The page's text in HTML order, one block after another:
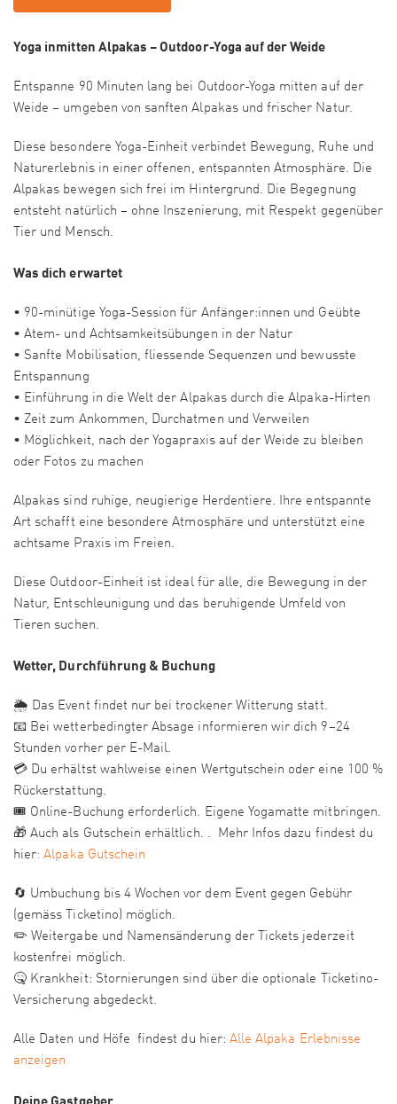
Yoga inmitten Alpakas – Outdoor-Yoga auf der Weide
Entspanne 90 Minuten lang bei Outdoor-Yoga mitten auf der
Weide – umgeben von sanften Alpakas und frischer Natur.
Diese besondere Yoga-Einheit verbindet Bewegung, Ruhe und
Naturerlebnis in einer offenen, entspannten Atmosphäre. Die
Alpakas bewegen sich frei im Hintergrund. Die Begegnung
entsteht natürlich – ohne Inszenierung, mit Respekt gegenüber
Tier und Mensch.
Was dich erwartet
• 90-minütige Yoga-Session für Anfänger:innen und Geübte
• Atem- und Achtsamkeitsübungen in der Natur
• Sanfte Mobilisation, fliessende Sequenzen und bewusste
Entspannung
• Einführung in die Welt der Alpakas durch die Alpaka-Hirten
• Zeit zum Ankommen, Durchatmen und Verweilen
• Möglichkeit, nach der Yogapraxis auf der Weide zu bleiben
oder Fotos zu machen
Alpakas sind ruhige, neugierige Herdentiere. Ihre entspannte
Art schafft eine besondere Atmosphäre und unterstützt eine
achtsame Praxis im Freien.
Diese Outdoor-Einheit ist ideal für alle, die Bewegung in der
Natur, Entschleunigung und das beruhigende Umfeld von
Tieren suchen.
Wetter, Durchführung & Buchung
🌦️ Das Event findet nur bei trockener Witterung statt.
📧 Bei wetterbedingter Absage informieren wir dich 9–24
Stunden vorher per E-Mail.
💳 Du erhältst wahlweise einen Wertgutschein oder eine 100 %
Rückerstattung.
🎟️ Online-Buchung erforderlich. Eigene Yogamatte mitbringen.
🎁 Auch als Gutschein erhältlich. . Mehr Infos dazu findest du
hier: Alpaka Gutschein
🔄 Umbuchung bis 4 Wochen vor dem Event gegen Gebühr
(gemäss Ticketino) möglich.
✏️ Weitergabe und Namensänderung der Tickets jederzeit
kostenfrei möglich.
🤒 Krankheit: Stornierungen sind über die optionale Ticketino-
Versicherung abgedeckt.
Alle Daten und Höfe findest du hier: Alle Alpaka Erlebnisse
anzeigen
Deine Gastgeber